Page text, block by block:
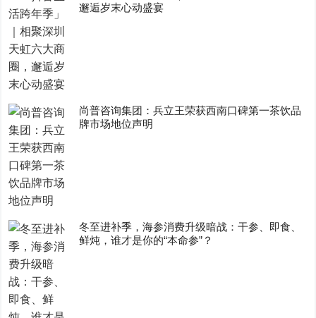
邂逅岁末心动盛宴
尚普咨询集团：兵立王荣获西南口碑第一茶饮品
牌市场地位声明
冬至进补季，海参消费升级暗战：干参、即食、
鲜炖，谁才是你的“本命参”？